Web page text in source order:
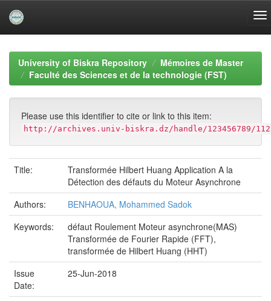
navigationUniversity of Biskra Repository
Mémoires de Master
Faculté des Sciences et de la technologie (FST)
Please use this identifier to cite or link to this item:
http://archives.univ-biskra.dz/handle/123456789/
Title:
Transformée Hilbert Huang Application A la
Détection des défauts du Moteur Asynchrone
Authors:
BENHAOUA, Mohammed Sadok
Keywords:
défaut Roulement Moteur asynchrone(MAS)
Transformée de Fourier Rapide (FFT),
transformée de Hilbert Huang (HHT)
Issue
Date:
25-Jun-2018